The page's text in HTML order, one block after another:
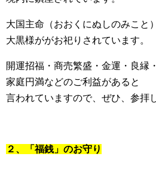
大国主命（おおくにぬしのみこと）
大黒様ががお祀りされています。
開運招福・商売繁盛・金運・良縁・
家庭円満などのご利益があると
言われていますので、ぜひ、参拝
２、「福銭」のお守り